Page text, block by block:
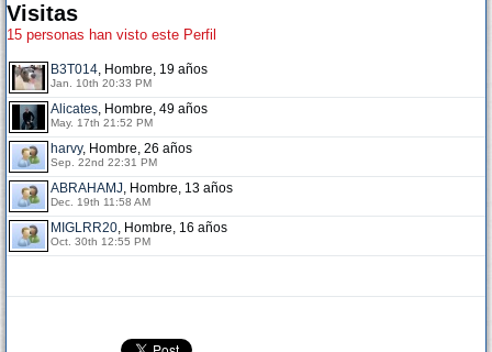
Visitas
15 personas han visto este Perfil
B3T014, Hombre, 19 años
Jan. 10th 20:33 PM
Alicates, Hombre, 49 años
May. 17th 21:52 PM
harvy, Hombre, 26 años
Sep. 22nd 22:31 PM
ABRAHAMJ, Hombre, 13 años
Dec. 19th 11:58 AM
MIGLRR20, Hombre, 16 años
Oct. 30th 12:55 PM